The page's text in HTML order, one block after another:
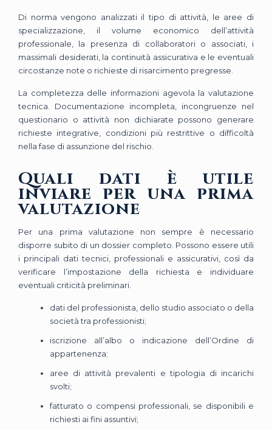
Di norma vengono analizzati il tipo di attività, le aree di
specializzazione, il volume economico dell’attività
professionale, la presenza di collaboratori o associati, i
massimali desiderati, la continuità assicurativa e le eventuali
circostanze note o richieste di risarcimento pregresse.
La completezza delle informazioni agevola la valutazione
tecnica. Documentazione incompleta, incongruenze nel
questionario o attività non dichiarate possono generare
richieste integrative, condizioni più restrittive o difficoltà
nella fase di assunzione del rischio.
Quali dati è utile
inviare per una prima
valutazione
Per una prima valutazione non sempre è necessario
disporre subito di un dossier completo. Possono essere utili
i principali dati tecnici, professionali e assicurativi, così da
verificare l’impostazione della richiesta e individuare
eventuali criticità preliminari.
dati del professionista, dello studio associato o della
società tra professionisti;
iscrizione all’albo o indicazione dell’Ordine di
appartenenza;
aree di attività prevalenti e tipologia di incarichi
svolti;
fatturato o compensi professionali, se disponibili e
richiesti ai fini assuntivi;